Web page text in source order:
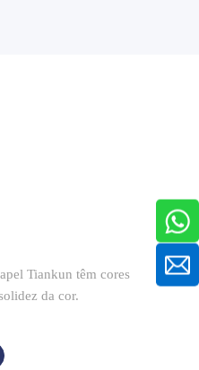
Tiankun têm cores
da cor.